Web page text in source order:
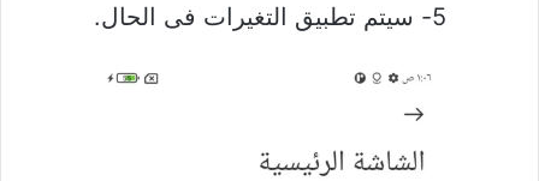
5- سيتم تطبيق التغيرات فى الحال.